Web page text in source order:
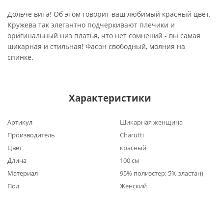
Дольче вита! Об этом говорит ваш любимый красный цвет.
Кружева так элегантно подчеркивают плечики и
оригинальный низ платья, что нет сомнений - вы самая
шикарная и стильная! Фасон свободный, молния на
спинке.
Характеристики
Артикул
Шикарная женщина
Производитель
Charutti
Цвет
красный
Длина
100 см
Материал
95% полиэстер; 5% эластан)
Пол
Женский